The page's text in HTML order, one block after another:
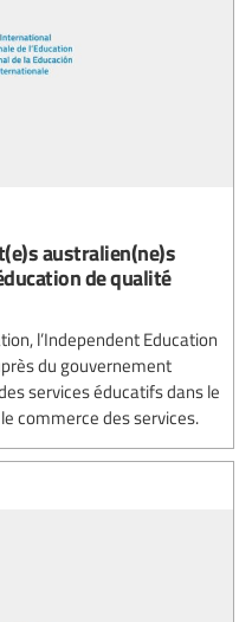
australien(ne)s
de qualité
l’Independent Education
du gouvernement
services éducatifs dans le
commerce des services.